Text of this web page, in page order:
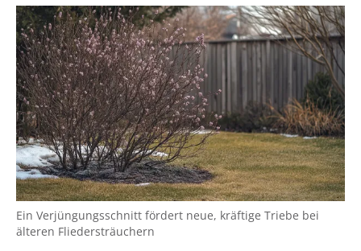
Ein Verjüngungsschnitt fördert neue, kräftige Triebe bei
älteren Fliedersträuchern